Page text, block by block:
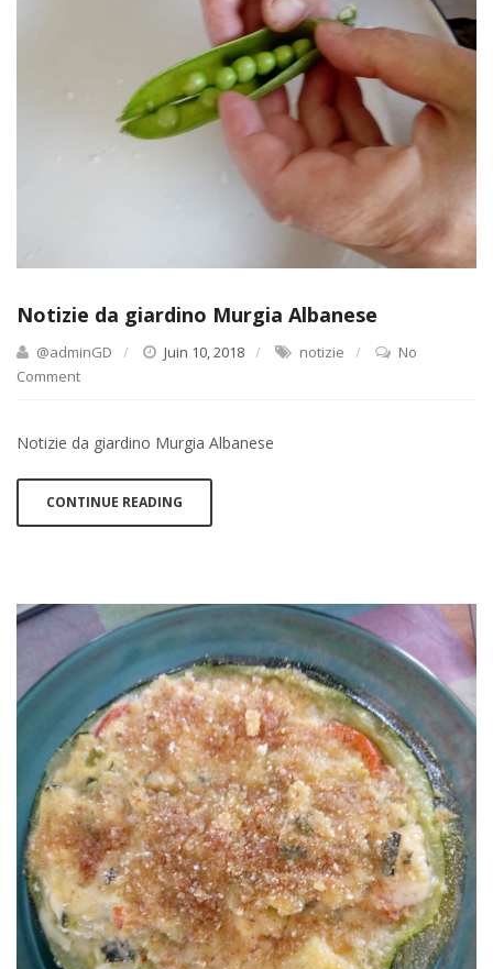
Notizie da giardino Murgia Albanese
@adminGD Juin 10, 2018 notizie
No
Comment
Notizie da giardino Murgia Albanese
CONTINUE READING